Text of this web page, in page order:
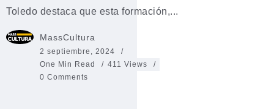
Toledo destaca que esta formación,...
MassCultura
2 septiembre, 2024
One Min Read
411 Views
0 Comments